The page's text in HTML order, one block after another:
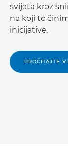
svijeta kroz
na koji to
inicijative.
PROČITAJTE